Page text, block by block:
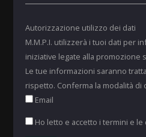
Autorizzazione utilizzo dei dati
M.M.P.I. utilizzerà i tuoi dati per
iniziative legate alla promozione
Le tue informazioni saranno
rispetto. Conferma la modalità di
Email
Ho letto e accetto i termini e